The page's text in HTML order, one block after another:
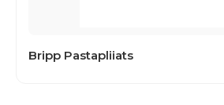
Bripp Pastapliiats